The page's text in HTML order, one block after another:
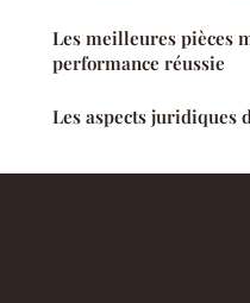
Les meilleures pièces
performance réussie
Les aspects juridiques